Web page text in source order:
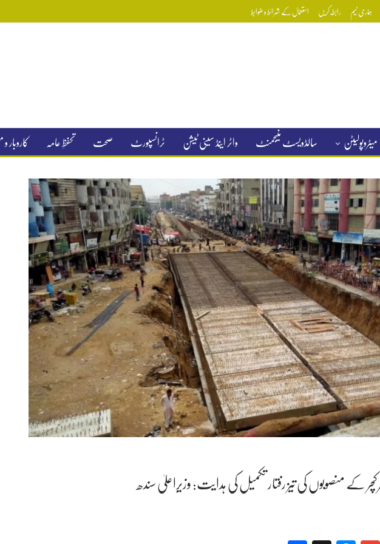
ہماری ٹیم رابطہ کریں استعمال کے شرائط و ضوابط
میٹروپولیٹن سالڈویسٹ منیجمنٹ واٹر اینڈ سینی ٹیشن ٹرانسپورٹ صحت تحفظِ عامہ کاروبار
کے منصوبوں کی تیز رفتار تکمیل کی ہدایت: وزیرِاعلیٰ سندھ